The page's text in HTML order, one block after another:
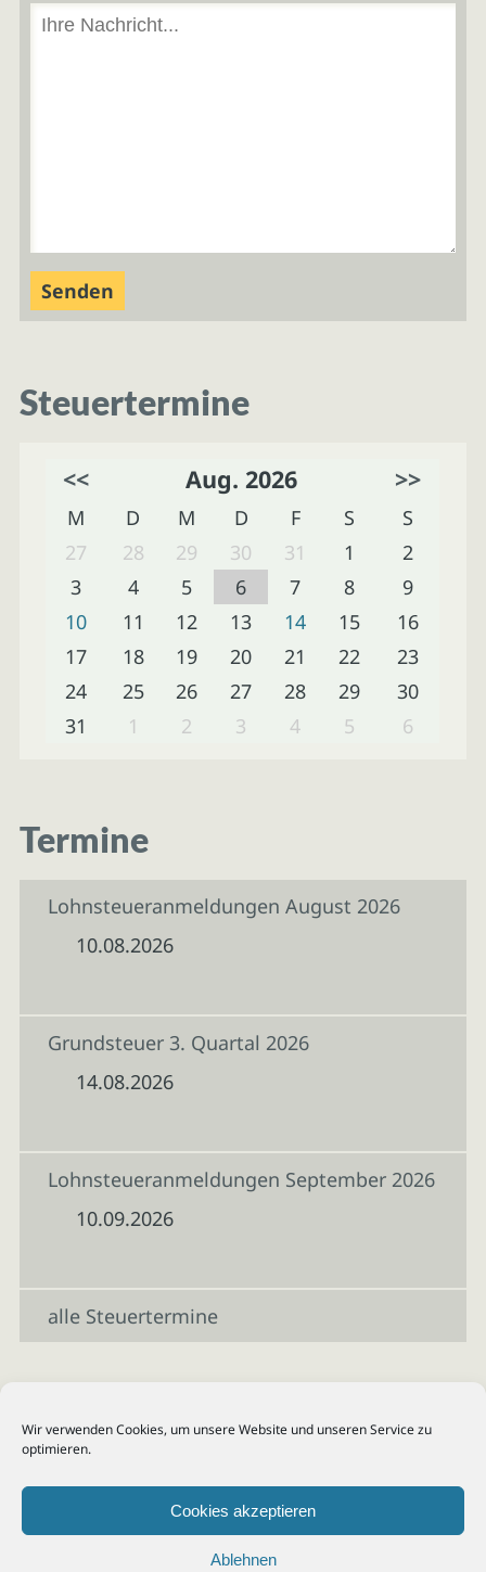
Wir verwenden Cookies, um unsere Website und unseren Service zu
optimieren.
Cookies akzeptieren
Ablehnen
Steuertermine
<< Aug. 2026 >>
M D M D F S
S
27
28 29 30 31 1
2
3
4 5 6 7 8
9
10
11 12 13 14 15
16
17
18 19 20 21 22
23
24
25 26 27 28 29
30
31
1 2 3 4 5 6
Termine
Lohnsteueranmeldungen August 2026
10.08.2026
Grundsteuer 3. Quartal 2026
14.08.2026
Lohnsteueranmeldungen September 2026
10.09.2026
alle Steuertermine